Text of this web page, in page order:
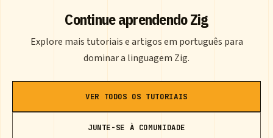
Continue aprendendo Zig
Explore mais tutoriais e artigos em português para
dominar a linguagem Zig.
VER TODOS OS TUTORIAIS
JUNTE-SE À COMUNIDADE